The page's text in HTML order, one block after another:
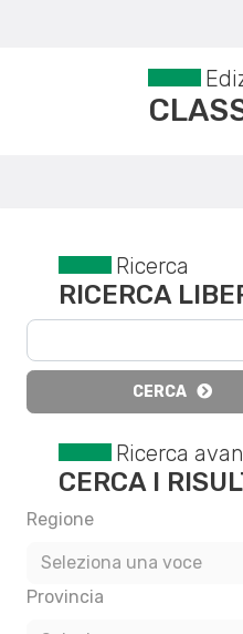
Ricerca
RICERCA
CERCA
Ricerca
CERCA I
Regione
Seleziona una voce
Provincia